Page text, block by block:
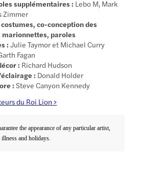
supplémentaires : Lebo M, Mark
Zimmer
co-conception des
marionnettes, paroles
: Julie Taymor et Michael Curry
Fagan
: Richard Hudson
: Donald Holder
: Steve Canyon Kennedy
du Roi Lion >
the appearance of any particular artist,
and holidays.